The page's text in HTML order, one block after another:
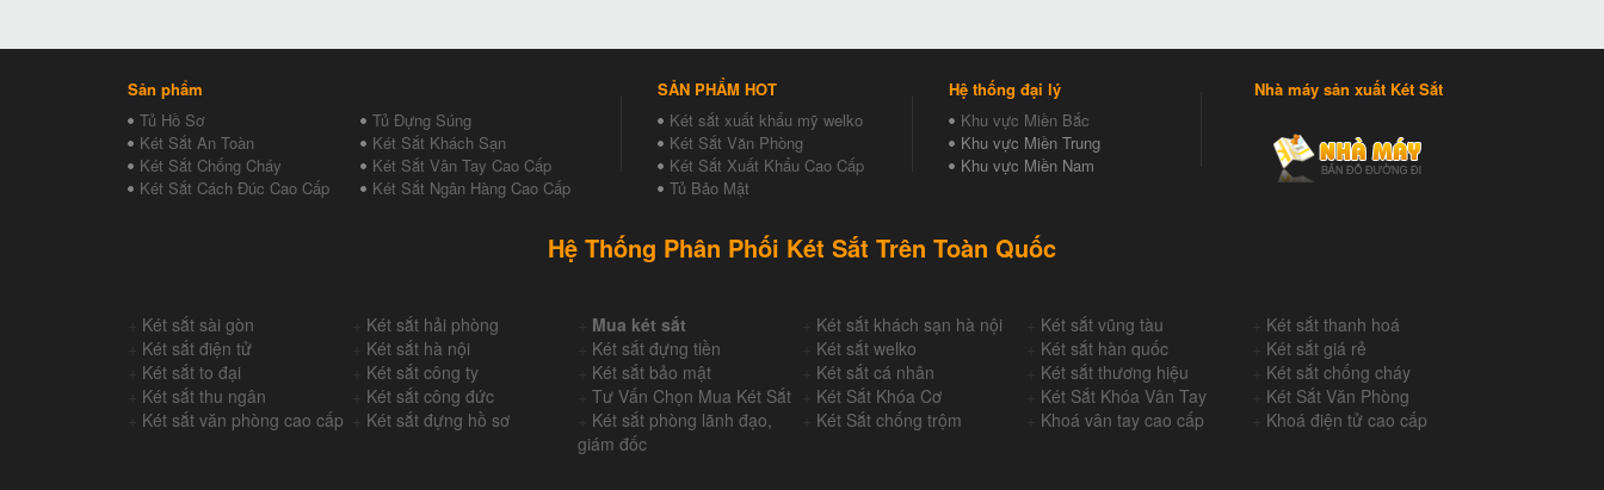
Sản phẩm
Tủ Hồ Sơ
Tủ Đựng Súng
Két Sắt An Toàn
Két Sắt Khách Sạn
Két Sắt Chống Cháy
Két Sắt Vân Tay Cao Cấp
Két Sắt Cách Đúc Cao Cấp
Két Sắt Ngân Hàng Cao Cấp
SẢN PHẨM HOT
Két sắt xuất khẩu mỹ welko
Két Sắt Văn Phòng
Két Sắt Xuất Khẩu Cao Cấp
Tủ Bảo Mật
Hệ thống đại lý
Khu vực Miền Bắc
Khu vực Miền Trung
Khu vực Miền Nam
Nhà máy sản xuất Két Sắt
Hệ Thống Phân Phối Két Sắt Trên Toàn Quốc
Két sắt sài gòn Két sắt hải phòng Mua két sắt Két sắt khách sạn hà nội Két sắt vũng tàu
Két sắt thanh hoá
Két sắt điện tử Két sắt hà nội Két sắt đựng tiền Két sắt welko Két sắt hàn quốc
Két sắt giá rẻ
Két sắt to đại Két sắt công ty Két sắt bảo mật Két sắt cá nhân Két sắt thương hiệu
Két sắt chống cháy
Két sắt thu ngân Két sắt công đức Tư Vấn Chọn Mua Két Sắt Két Sắt Khóa Cơ Két Sắt Khóa Vân Tay
Két Sắt Văn Phòng
Két sắt văn phòng cao cấp Két sắt đựng hồ sơ
Két sắt phòng lãnh đạo,
giám đốc
Két Sắt chống trộm Khoá vân tay cao cấp Khoá điện tử cao cấp